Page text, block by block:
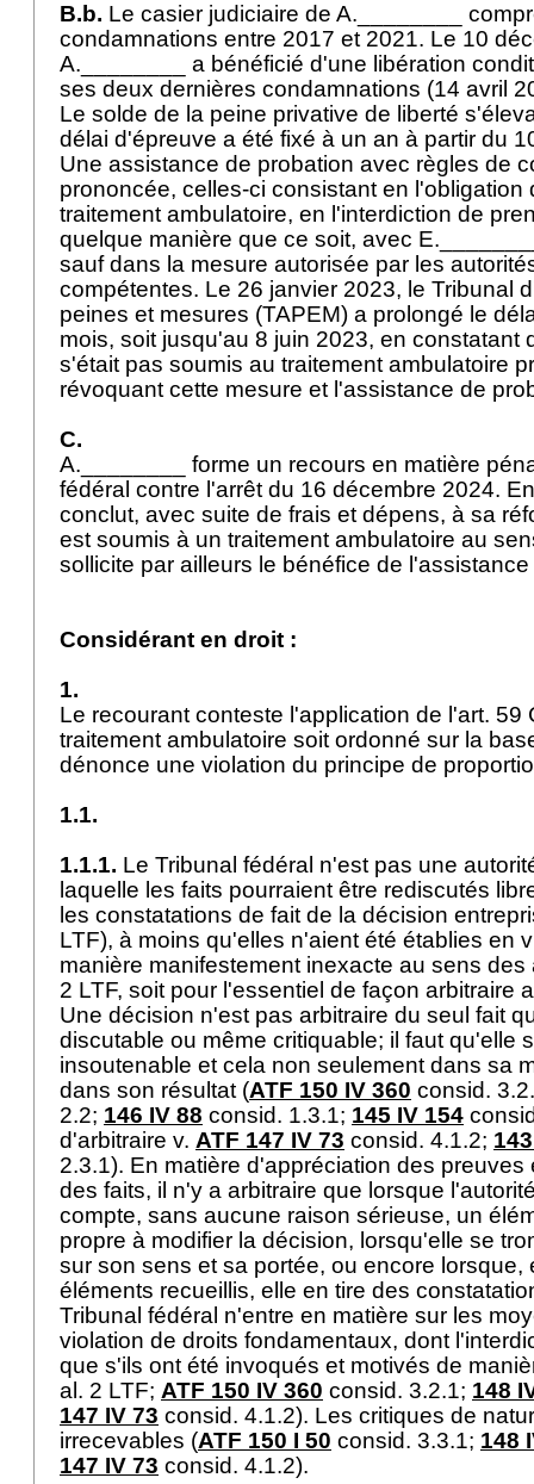
B.b. Le casier judiciaire de A.________
condamnations entre 2017 et 2021. Le 10
A.________ a bénéficié d'une libération
ses deux dernières condamnations (14 avril
Le solde de la peine privative de liberté
délai d'épreuve a été fixé à un an à partir du
Une assistance de probation avec règles de
prononcée, celles-ci consistant en l'obligation
traitement ambulatoire, en l'interdiction de
quelque manière que ce soit, avec
sauf dans la mesure autorisée par les
compétentes. Le 26 janvier 2023, le Tribunal
peines et mesures (TAPEM) a prolongé le
mois, soit jusqu'au 8 juin 2023, en constatant
s'était pas soumis au traitement ambulatoire
révoquant cette mesure et l'assistance de
C.
A.________ forme un recours en matière
fédéral contre l'arrêt du 16 décembre 2024.
conclut, avec suite de frais et dépens, à sa
est soumis à un traitement ambulatoire au
sollicite par ailleurs le bénéfice de
Considérant en droit :
1.
Le recourant conteste l'application de l'art. 59
traitement ambulatoire soit ordonné sur la
dénonce une violation du principe de
1.1.
1.1.1. Le Tribunal fédéral n'est pas une
laquelle les faits pourraient être rediscutés
les constatations de fait de la décision
LTF), à moins qu'elles n'aient été établies en
manière manifestement inexacte au sens des
2 LTF, soit pour l'essentiel de façon arbitraire
Une décision n'est pas arbitraire du seul fait
discutable ou même critiquable; il faut qu'elle
insoutenable et cela non seulement dans sa
dans son résultat (ATF 150 IV 360 consid.
2.2; 146 IV 88 consid. 1.3.1; 145 IV 154
d'arbitraire v. ATF 147 IV 73 consid. 4.1.2;
2.3.1). En matière d'appréciation des preuves
des faits, il n'y a arbitraire que lorsque
compte, sans aucune raison sérieuse, un
propre à modifier la décision, lorsqu'elle se
sur son sens et sa portée, ou encore lorsque,
éléments recueillis, elle en tire des
Tribunal fédéral n'entre en matière sur les
violation de droits fondamentaux, dont
que s'ils ont été invoqués et motivés de
al. 2 LTF; ATF 150 IV 360 consid. 3.2.1; 148
147 IV 73 consid. 4.1.2). Les critiques de
irrecevables (ATF 150 I 50 consid. 3.3.1; 148
147 IV 73 consid. 4.1.2).